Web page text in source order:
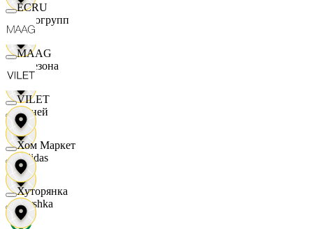
Яркогрупп
4 Сезона
7 дней
Adidas
Bershka
ECRU
MAAG
VILET
Хом Маркет
Хуторянка